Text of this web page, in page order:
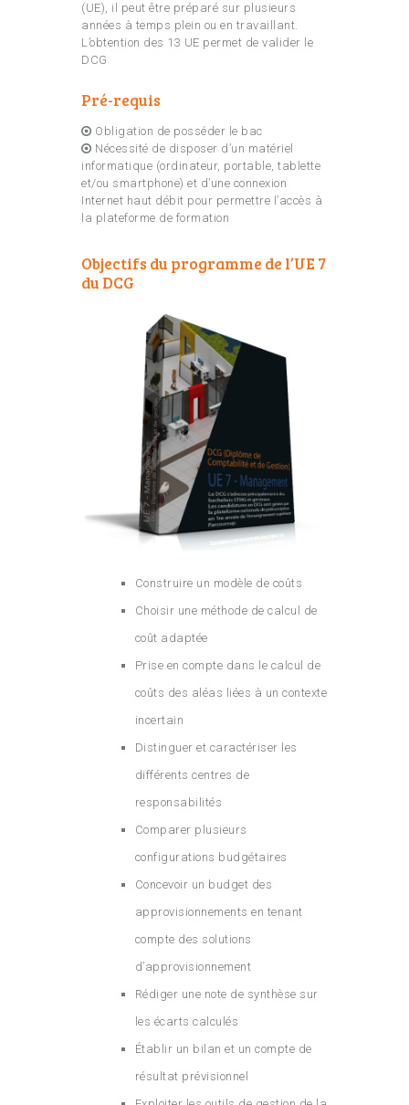
(UE), il peut être préparé sur plusieurs
années à temps plein ou en travaillant.
L’obtention des 13 UE permet de valider le
DCG
Pré-requis
Obligation de posséder le bac
Nécessité de disposer d’un matériel
informatique (ordinateur, portable, tablette
et/ou smartphone) et d’une connexion
Internet haut débit pour permettre l’accès à
la plateforme de formation
Objectifs du programme de l’UE 7
du DCG
Construire un modèle de coûts
Choisir une méthode de calcul de
coût adaptée
Prise en compte dans le calcul de
coûts des aléas liées à un contexte
incertain
Distinguer et caractériser les
différents centres de
responsabilités
Comparer plusieurs
configurations budgétaires
Concevoir un budget des
approvisionnements en tenant
compte des solutions
d’approvisionnement
Rédiger une note de synthèse sur
les écarts calculés
Établir un bilan et un compte de
résultat prévisionnel